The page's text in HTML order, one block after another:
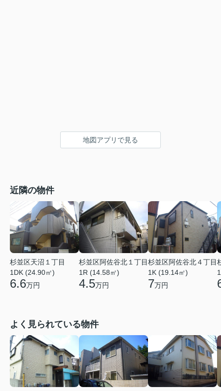
地図アプリで見る
近隣の物件
杉並区天沼１丁目
1DK (24.90㎡)
6.6万円
杉並区阿佐谷北１丁目
1R (14.58㎡)
4.5万円
杉並区阿佐谷北４丁目
1K (19.14㎡)
7万円
よく見られている物件